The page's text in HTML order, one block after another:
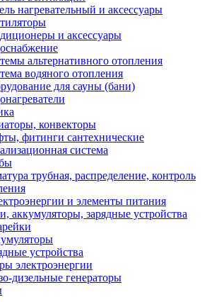
нагревательный и аксессуары
и аксессуары
альтернативного отопления
водяного отопления
для сауны (бани)
конвекторы
фитинги сантехнические
система
трубная, распределение, контроль
и элементы питания
аккумуляторы, зарядные устройства
устройства
электроэнергии
дизельные генераторы